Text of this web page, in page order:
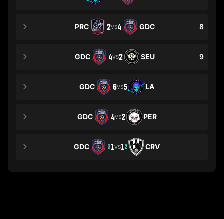
8
GDC
4
VS
2
PRC
9
SEU
2
VS
4
GDC
LA
5
VS
6
GDC
PER
2
VS
4
GDC
CRV
2
1
VS
1
3
GDC